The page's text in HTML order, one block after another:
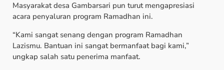
Masyarakat desa Gambarsari pun turut mengapresiasi
acara penyaluran program Ramadhan ini.
“Kami sangat senang dengan program Ramadhan
Lazismu. Bantuan ini sangat bermanfaat bagi kami,”
ungkap salah satu penerima manfaat.